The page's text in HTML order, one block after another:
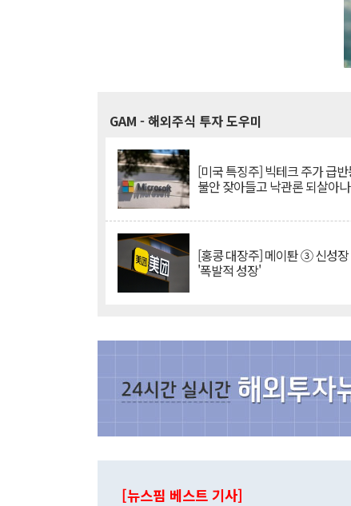
GAM - 해외주식 투자 도우미
[미국 특징주] 빅테크 주가 급반
불안 잦아들고 낙관론 되살아나
[홍콩 대장주] 메이퇀 ③ 신성장
'폭발적 성장'
[뉴스핌 베스트 기사]